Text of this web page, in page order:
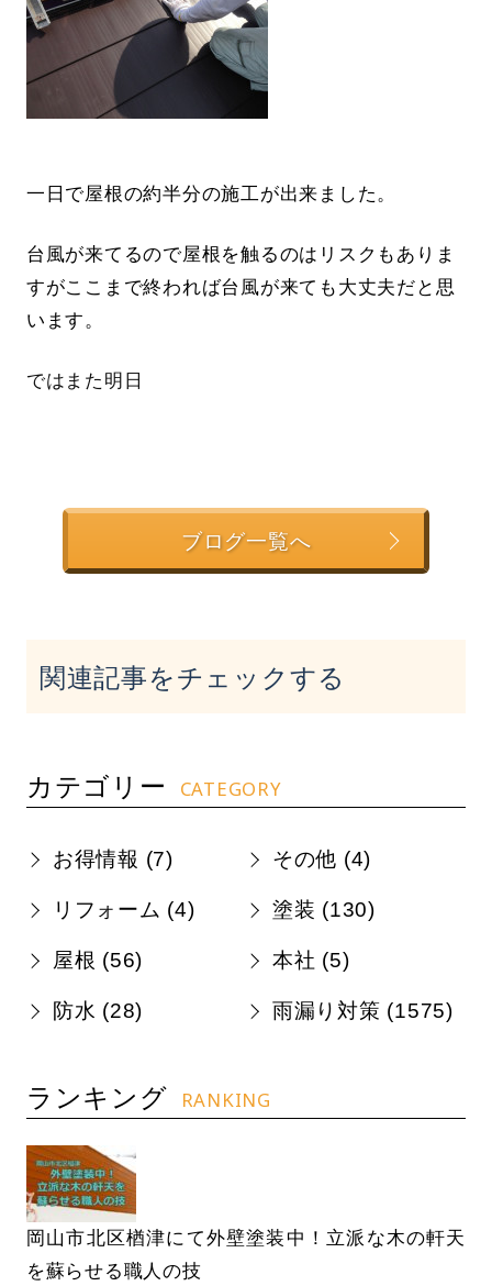
一日で屋根の約半分の施工が出来ました。
台風が来てるので屋根を触るのはリスクもありま
すがここまで終われば台風が来ても大丈夫だと思
います。
ではまた明日
ブログ一覧へ
関連記事をチェックする
カテゴリー CATEGORY
お得情報 (7) その他 (4)
リフォーム (4) 塗装 (130)
屋根 (56) 本社 (5)
防水 (28) 雨漏り対策 (1575)
ランキング RANKING
岡山市北区楢津にて外壁塗装中！立派な木の軒天
を蘇らせる職人の技